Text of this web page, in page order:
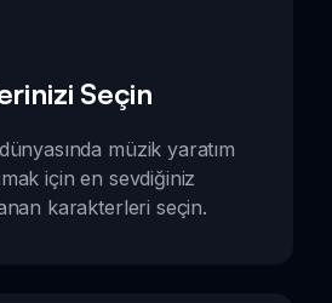
Seçin
müzik yaratım
için en sevdiğiniz
karakterleri seçin.